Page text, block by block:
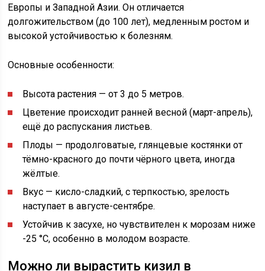
Европы и Западной Азии. Он отличается
долгожительством (до 100 лет), медленным ростом и
высокой устойчивостью к болезням.
Основные особенности:
Высота растения — от 3 до 5 метров.
Цветение происходит ранней весной (март-апрель),
ещё до распускания листьев.
Плоды — продолговатые, глянцевые костянки от
тёмно-красного до почти чёрного цвета, иногда
жёлтые.
Вкус — кисло-сладкий, с терпкостью, зрелость
наступает в августе-сентябре.
Устойчив к засухе, но чувствителен к морозам ниже
-25 °C, особенно в молодом возрасте.
Можно ли вырастить кизил в